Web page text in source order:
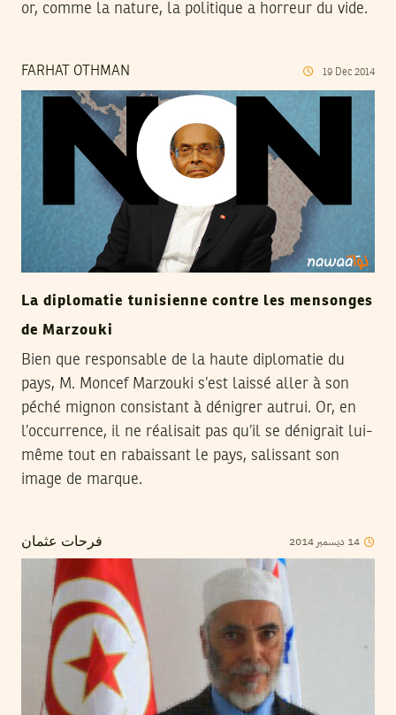
or, comme la nature, la politique a horreur du vide.
FARHAT OTHMAN 19 Dec 2014
La diplomatie tunisienne contre les mensonges
de Marzouki
Bien que responsable de la haute diplomatie du
pays, M. Moncef Marzouki s’est laissé aller à son
péché mignon consistant à dénigrer autrui. Or, en
l’occurrence, il ne réalisait pas qu’il se dénigrait lui-
même tout en rabaissant le pays, salissant son
image de marque.
فرحات عثمان 14 ديسمبر 2014